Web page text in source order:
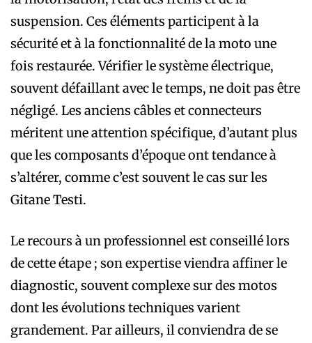
suspension. Ces éléments participent à la
sécurité et à la fonctionnalité de la moto une
fois restaurée. Vérifier le système électrique,
souvent défaillant avec le temps, ne doit pas être
négligé. Les anciens câbles et connecteurs
méritent une attention spécifique, d’autant plus
que les composants d’époque ont tendance à
s’altérer, comme c’est souvent le cas sur les
Gitane Testi.
Le recours à un professionnel est conseillé lors
de cette étape ; son expertise viendra affiner le
diagnostic, souvent complexe sur des motos
dont les évolutions techniques varient
grandement. Par ailleurs, il conviendra de se